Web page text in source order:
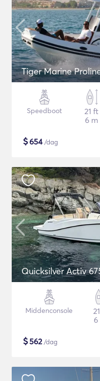
Tiger Marine
Speedboot
21 ft
6 m
$654/dag
Quicksilver Activ
Middenconsole
6
$562/dag